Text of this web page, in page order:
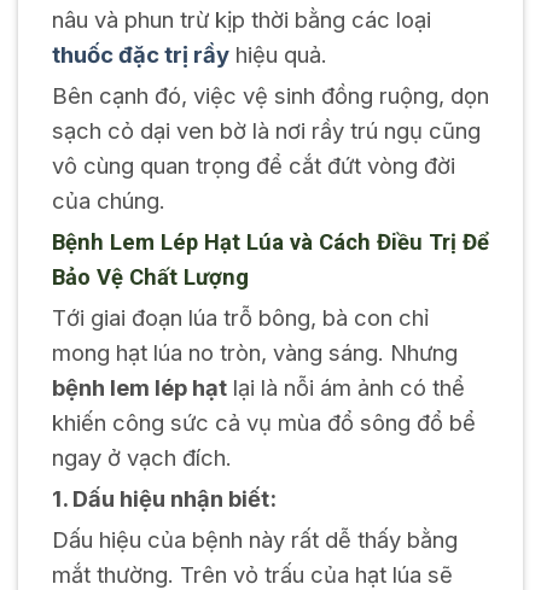
nâu và phun trừ kịp thời bằng các loại
thuốc đặc trị rầyhiệu quả.
Bên cạnh đó, việc vệ sinh đồng ruộng, dọn
sạch cỏ dại ven bờ là nơi rầy trú ngụ cũng
vô cùng quan trọng để cắt đứt vòng đời
của chúng.
Bệnh Lem Lép Hạt Lúa và Cách Điều Trị Để
Bảo Vệ Chất Lượng
Tới giai đoạn lúa trỗ bông, bà con chỉ
mong hạt lúa no tròn, vàng sáng. Nhưng
bệnh lem lép hạtlại là nỗi ám ảnh có thể
khiến công sức cả vụ mùa đổ sông đổ bể
ngay ở vạch đích.
1. Dấu hiệu nhận biết:
Dấu hiệu của bệnh này rất dễ thấy bằng
mắt thường. Trên vỏ trấu của hạt lúa sẽ